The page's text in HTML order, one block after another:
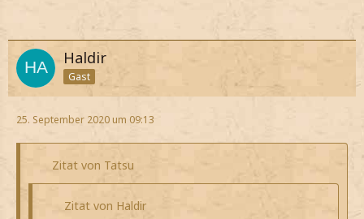
Haldir
Gast
25. September 2020 um 09:13
Zitat von Tatsu
Zitat von Haldir